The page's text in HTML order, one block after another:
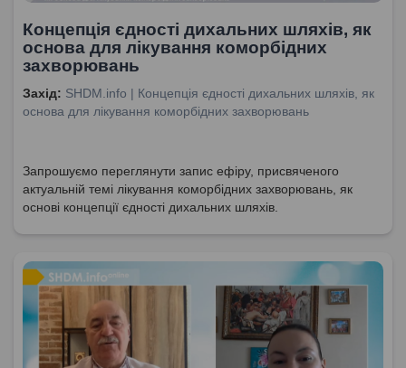
Концепція єдності дихальних шляхів, як
основа для лікування коморбідних
захворювань
Захід: SHDM.info | Концепція єдності дихальних шляхів, як
основа для лікування коморбідних захворювань
Запрошуємо переглянути запис ефіру, присвяченого
актуальній темі лікування коморбідних захворювань, як
основі концепції єдності дихальних шляхів.